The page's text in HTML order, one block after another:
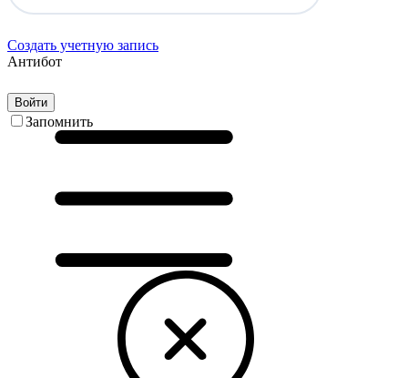
Создать учетную запись
Антибот
Войти
Запомнить